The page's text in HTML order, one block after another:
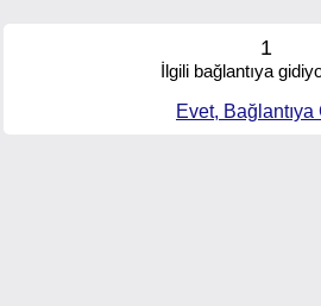
1
İlgili bağlantıya
Evet, Bağlantıya